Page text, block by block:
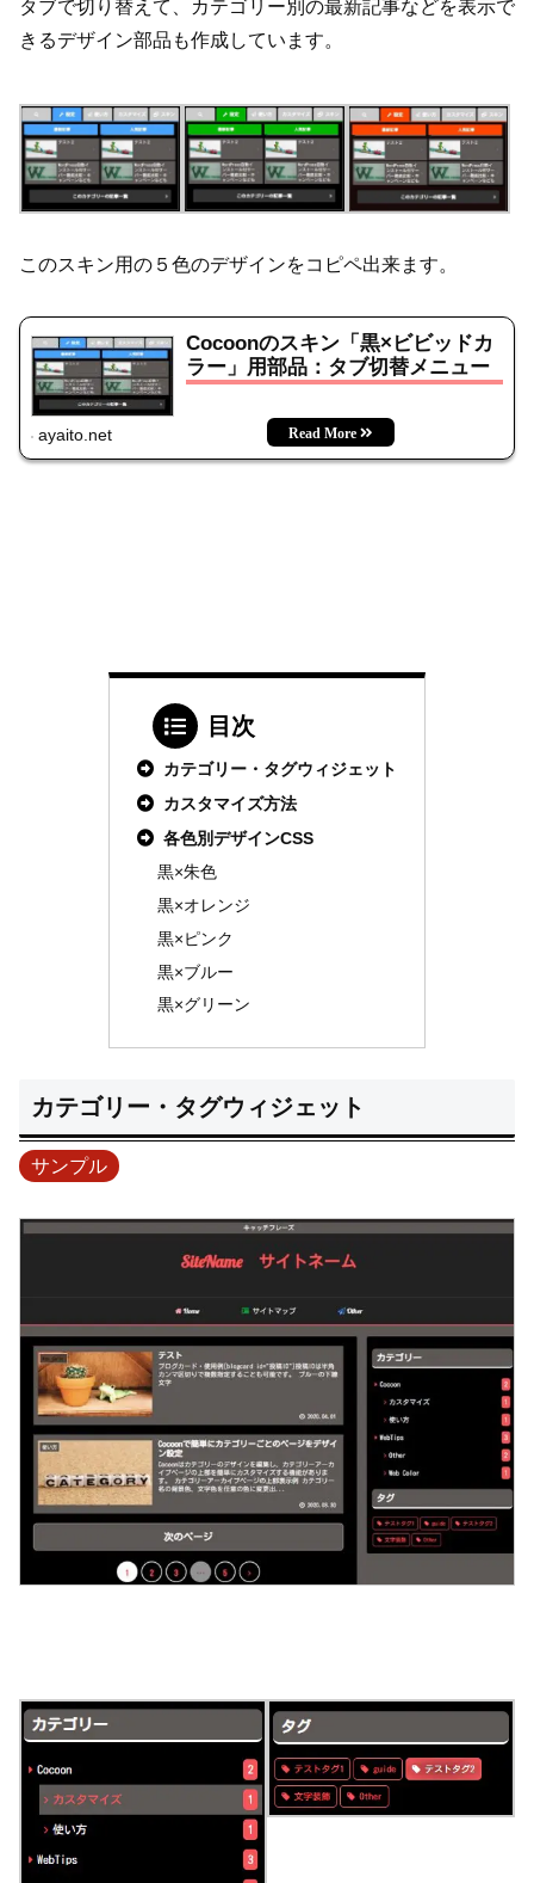
タブで切り替えて、カテゴリー別の最新記事などを表示で
きるデザイン部品も作成しています。
このスキン用の５色のデザインをコピペ出来ます。
Cocoonのスキン「黒×ビビッドカ
ラー」用部品：タブ切替メニュー
ayaito.net
目次
カテゴリー・タグウィジェット
カスタマイズ方法
各色別デザインCSS
黒×朱色
黒×オレンジ
黒×ピンク
黒×ブルー
黒×グリーン
カテゴリー・タグウィジェット
サンプル